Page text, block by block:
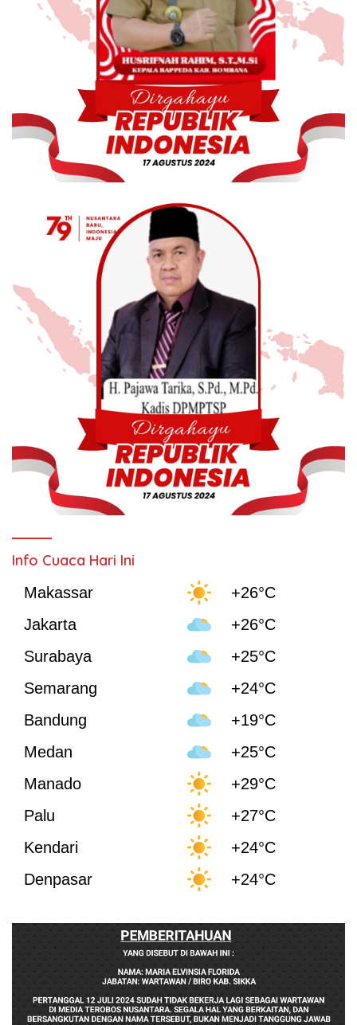
Info Cuaca Hari Ini
Makassar
+26°C
Jakarta
+26°C
Surabaya
+25°C
Semarang
+24°C
Bandung
+19°C
Medan
+25°C
Manado
+29°C
Palu
+27°C
Kendari
+24°C
Denpasar
+24°C